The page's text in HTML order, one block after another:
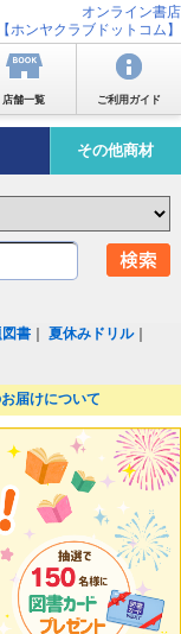
オンライン書店
【ホンヤクラブドットコム】
店舗一覧 ご利用ガイド
その他商材
書 ｜夏休みドリル｜
届けについて